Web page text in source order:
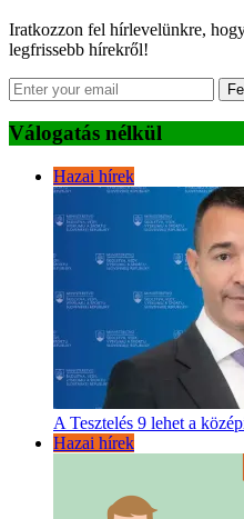
Iratkozzon fel hírlevelünkre,
legfrissebb hírekről!
Válogatás nélkül
Hazai hírek
A Tesztelés 9 lehet a
Hazai hírek